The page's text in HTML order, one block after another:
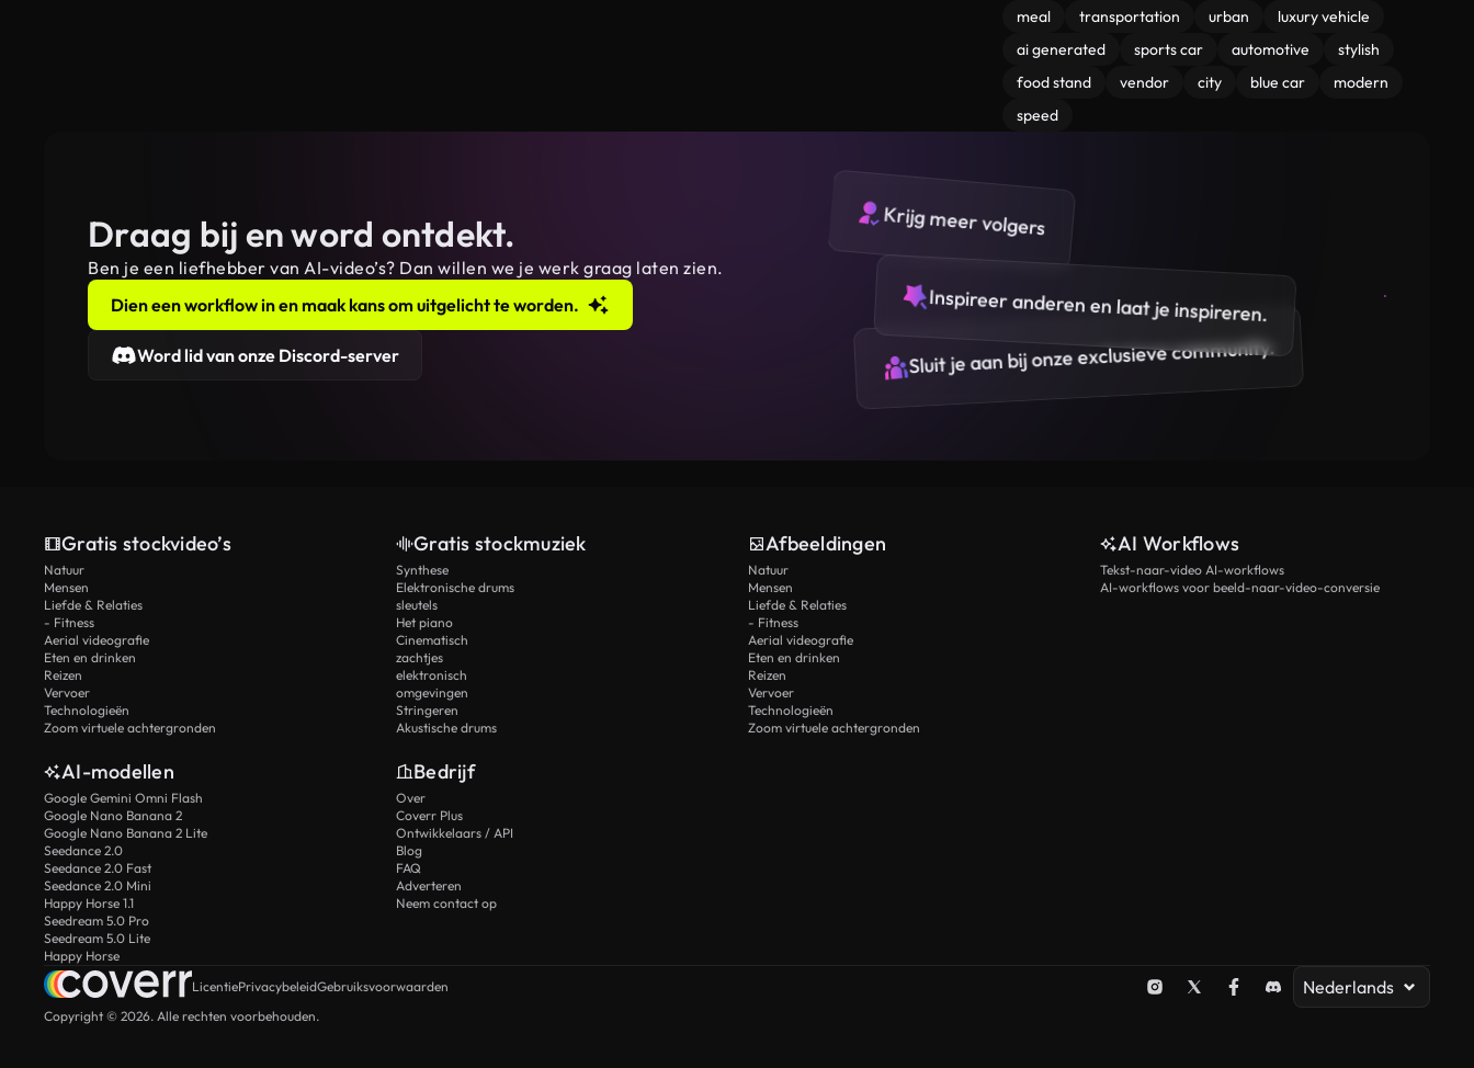
meal transportation urban
luxury vehicle
ai generated
sports car automotive
stylish
food stand
vendor city blue car
modern
speed
Krijg meer volgers
Inspireer anderen en laat je inspireren.
Sluit je aan bij onze exclusieve community.
Draag bij en word ontdekt.
Ben je een liefhebber van AI-video’s? Dan willen we je werk graag laten zien.
Dien een workflow in en maak kans om uitgelicht te worden.
Word lid van onze Discord-server
Gratis stockvideo’s
Natuur
Mensen
Liefde & Relaties
- Fitness
Aerial videografie
Eten en drinken
Reizen
Vervoer
Technologieën
Zoom virtuele achtergronden
Gratis stockmuziek
Synthese
Elektronische drums
sleutels
Het piano
Cinematisch
zachtjes
elektronisch
omgevingen
Stringeren
Akustische drums
Afbeeldingen
Natuur
Mensen
Liefde & Relaties
- Fitness
Aerial videografie
Eten en drinken
Reizen
Vervoer
Technologieën
Zoom virtuele achtergronden
AI Workflows
Tekst-naar-video AI-workflows
AI-workflows voor beeld-naar-video-conversie
AI-modellen
Google Gemini Omni Flash
Google Nano Banana 2
Google Nano Banana 2 Lite
Seedance 2.0
Seedance 2.0 Fast
Seedance 2.0 Mini
Happy Horse 1.1
Seedream 5.0 Pro
Seedream 5.0 Lite
Happy Horse
Bedrijf
Over
Coverr Plus
Ontwikkelaars / API
Blog
FAQ
Adverteren
Neem contact op
LicentiePrivacybeleidGebruiksvoorwaarden Nederlands
Copyright © 2026. Alle rechten voorbehouden.